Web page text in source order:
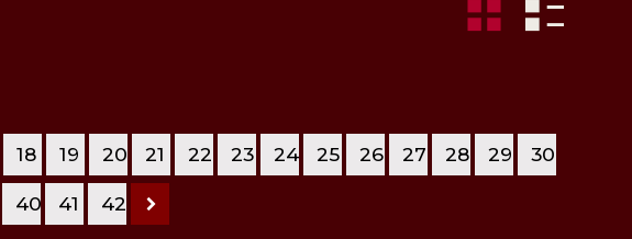
18 19 20 21 22 23 24 25 26 27 28 29 30
40 41 42